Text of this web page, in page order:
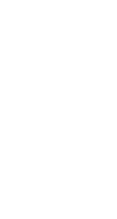
Bildschirm
Lese-/Schreibgerät
Reihe weiterer Spiele